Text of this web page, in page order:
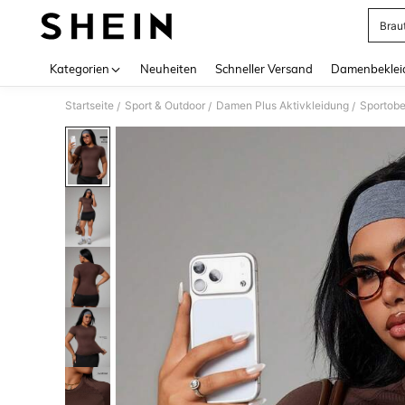
Kategorien Neuheiten Schneller Versand
Startseite / Sport & Outdoor / Damen Plus Aktivkleidung /